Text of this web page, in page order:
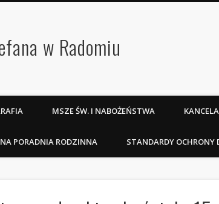
w Radomiu
MSZE ŚW. I NABOŻEŃSTWA
PORADNIA RODZINNA STANDARDY OCHRONY